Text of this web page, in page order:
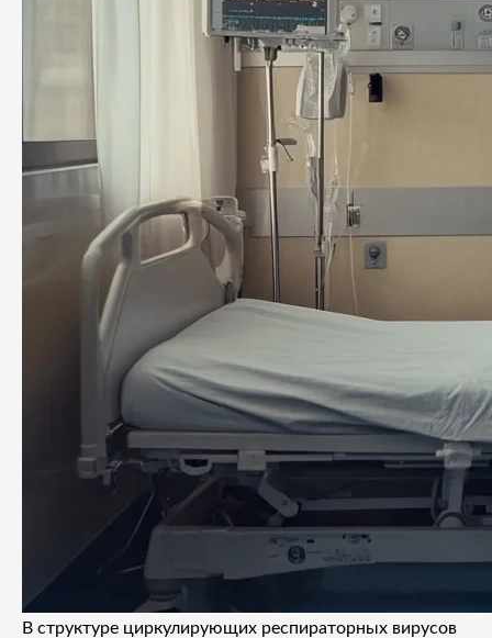
В структуре циркулирующих респираторных вирусов